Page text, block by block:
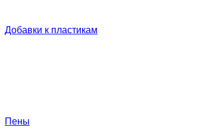
Добавки к пластикам
Пены